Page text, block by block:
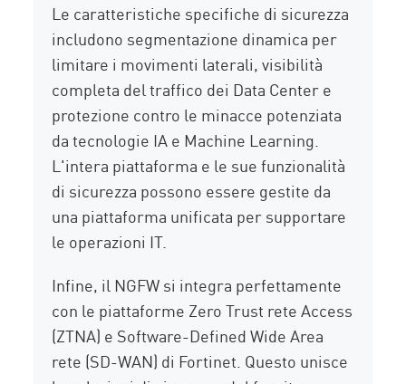
Le caratteristiche specifiche di sicurezza
includono segmentazione dinamica per
limitare i movimenti laterali, visibilità
completa del traffico dei Data Center e
protezione contro le minacce potenziata
da tecnologie IA e Machine Learning.
L'intera piattaforma e le sue funzionalità
di sicurezza possono essere gestite da
una piattaforma unificata per supportare
le operazioni IT.
Infine, il NGFW si integra perfettamente
con le piattaforme Zero Trust rete Access
(ZTNA) e Software-Defined Wide Area
rete (SD-WAN) di Fortinet. Questo unisce